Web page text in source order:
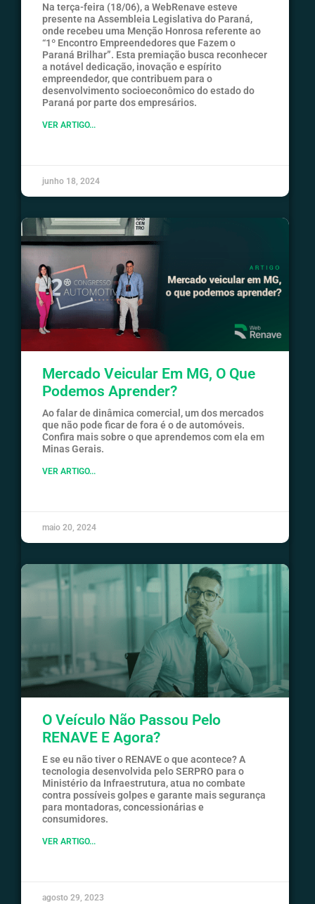
Na terça-feira (18/06), a WebRenave esteve
presente na Assembleia Legislativa do Paraná,
onde recebeu uma Menção Honrosa referente ao
“1º Encontro Empreendedores que Fazem o
Paraná Brilhar”. Esta premiação busca reconhecer
a notável dedicação, inovação e espírito
empreendedor, que contribuem para o
desenvolvimento socioeconômico do estado do
Paraná por parte dos empresários.
VER ARTIGO...
junho 18, 2024
Mercado Veicular Em MG, O Que
Podemos Aprender?
Ao falar de dinâmica comercial, um dos mercados
que não pode ficar de fora é o de automóveis.
Confira mais sobre o que aprendemos com ela em
Minas Gerais.
VER ARTIGO...
maio 20, 2024
O Veículo Não Passou Pelo
RENAVE E Agora?
E se eu não tiver o RENAVE o que acontece? A
tecnologia desenvolvida pelo SERPRO para o
Ministério da Infraestrutura, atua no combate
contra possíveis golpes e garante mais segurança
para montadoras, concessionárias e
consumidores.
VER ARTIGO...
agosto 29, 2023